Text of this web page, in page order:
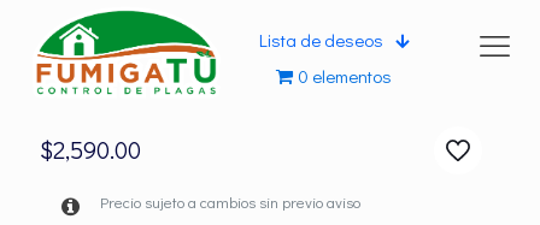
Lista de deseos
0 elementos
$2,590.00
Precio sujeto a cambios sin previo aviso